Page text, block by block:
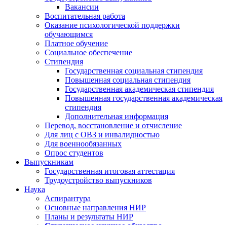
Вакансии
Воспитательная работа
Оказание психологической поддержки
обучающимся
Платное обучение
Социальное обеспечение
Стипендия
Государственная социальная стипендия
Повышенная социальная стипендия
Государственная академическая стипендия
Повышенная государственная академическая
стипендия
Дополнительная информация
Перевод, восстановление и отчисление
Для лиц с ОВЗ и инвалидностью
Для военнообязанных
Опрос студентов
Выпускникам
Государственная итоговая аттестация
Трудоустройство выпускников
Наука
Аспирантура
Основные направления НИР
Планы и результаты НИР